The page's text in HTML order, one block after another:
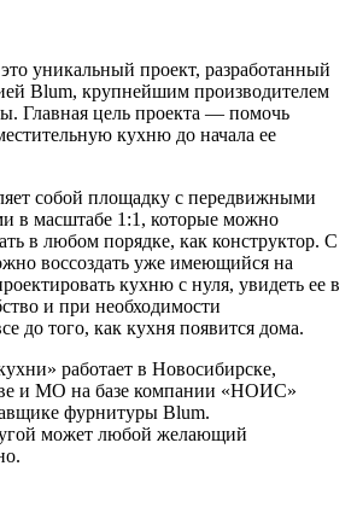
уникальный проект, разработанный
Blum, крупнейшим производителем
Главная цель проекта — помочь
кухню до начала ее
собой площадку с передвижными
в масштабе 1:1, которые можно
в любом порядке, как конструктор. С
воссоздать уже имеющийся на
кухню с нуля, увидеть ее в
и при необходимости
до того, как кухня появится дома.
работает в Новосибирске,
и МО на базе компании «НОИС»
фурнитуры Blum.
может любой желающий